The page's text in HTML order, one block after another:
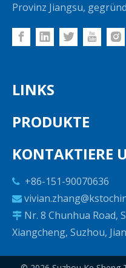
Provinz Jiangsu,
LINKS
PRODUKTE
KONTAKTIERE
 +86-151-90070636

 Nr. 8 Chunhua Road,
Xiangcheng, Suzhou,